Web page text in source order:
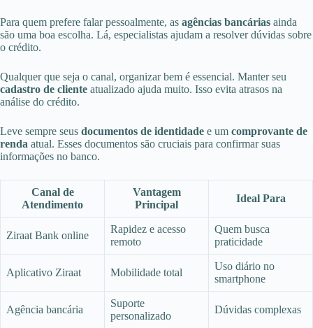
Para quem prefere falar pessoalmente, as agências bancárias ainda
são uma boa escolha. Lá, especialistas ajudam a resolver dúvidas sobre
o crédito.
Qualquer que seja o canal, organizar bem é essencial. Manter seu
cadastro de cliente atualizado ajuda muito. Isso evita atrasos na
análise do crédito.
Leve sempre seus documentos de identidade e um comprovante de
renda atual. Esses documentos são cruciais para confirmar suas
informações no banco.
Canal de
Atendimento
Vantagem
Principal
Ideal Para
Ziraat Bank online
Rapidez e acesso
remoto
Quem busca
praticidade
Aplicativo Ziraat Mobilidade total
Uso diário no
smartphone
Agência bancária
Suporte
personalizado
Dúvidas complexas